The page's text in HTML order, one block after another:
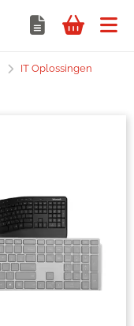
IT Oplossingen